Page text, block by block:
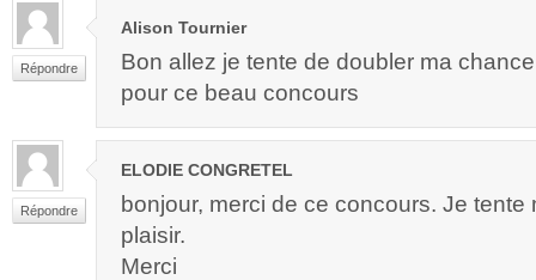
Répondre
Alison Tournier
Bon allez je tente de doubler ma
pour ce beau concours
Répondre
ELODIE CONGRETEL
bonjour, merci de ce concours. Je
plaisir.
Merci